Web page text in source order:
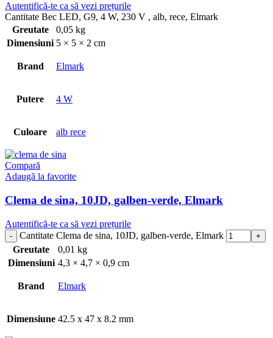
Autentifică-te ca să vezi prețurile
Cantitate Bec LED, G9, 4 W, 230 V , alb, rece, Elmark
Greutate
0,05 kg
Dimensiuni 5 × 5 × 2 cm
Brand Elmark
Putere 4 W
Culoare alb rece
Compară
Adaugă la favorite
Clema de sina, 10JD, galben-verde, Elmark
Autentifică-te ca să vezi prețurile
Cantitate Clema de sina, 10JD, galben-verde, Elmark
Greutate
0,01 kg
Dimensiuni 4,3 × 4,7 × 0,9 cm
Brand Elmark
Dimensiune 42.5 x 47 x 8.2 mm